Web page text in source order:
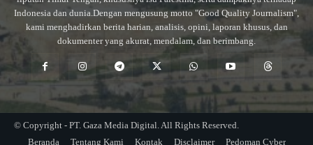
Indonesia dan dunia.Dengan mengusung motto "Good Quality Journalism",
kami menghadirkan berita harian, analisis, opini, laporan khusus, dan
dokumenter yang akurat, mendalam, dan berimbang.
© Copyright - PT. Gaza Media Digital. All Rights Reserved.
Beranda
Tentang Kami Kontak Disclaimer Pedoman Cyber